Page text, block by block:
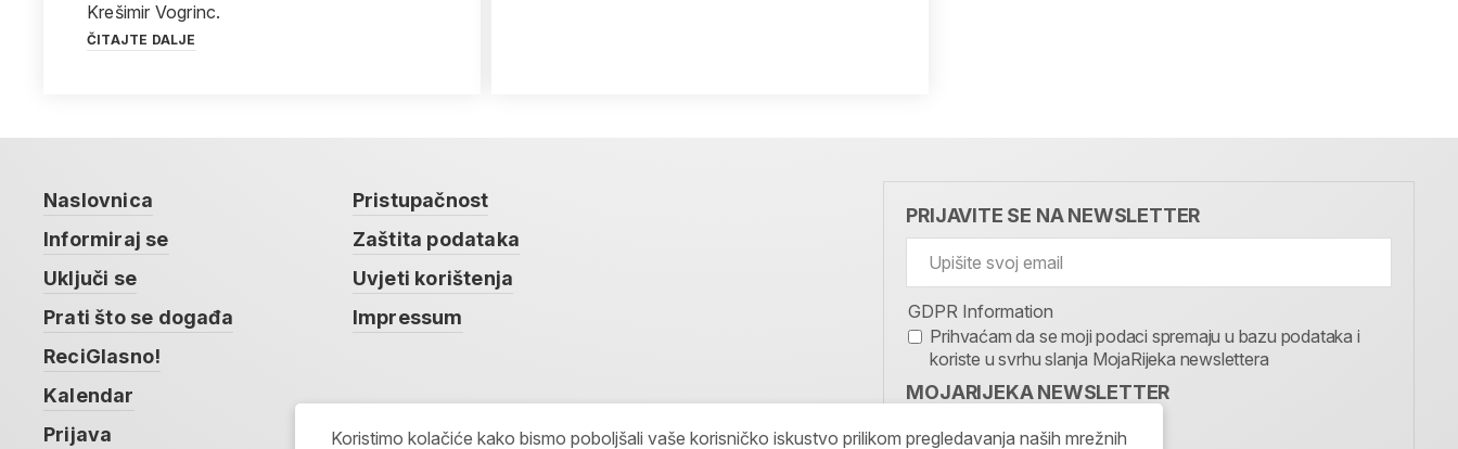
Krešimir Vogrinc.
ČITAJTE DALJE
Naslovnica
Informiraj se
Uključi se
Prati što se događa
ReciGlasno!
Kalendar
Prijava
Pristupačnost
Zaštita podataka
Uvjeti korištenja
Impressum
PRIJAVITE SE NA NEWSLETTER
GDPR Information
Prihvaćam da se moji podaci spremaju u bazu podataka i
koriste u svrhu slanja MojaRijeka newslettera
MOJARIJEKA NEWSLETTER
Koristimo kolačiće kako bismo poboljšali vaše korisničko iskustvo prilikom pregledavanja naših mrežnih